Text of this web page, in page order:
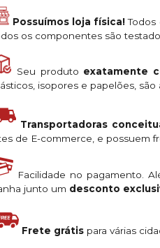
Possuímos loja física!Todos
os componentes são
Seu produto exatamente
isopores e papelões,
Transportadoras
de E-commerce, e possuem
Facilidade no pagamento.
junto um desconto
Frete grátis para várias